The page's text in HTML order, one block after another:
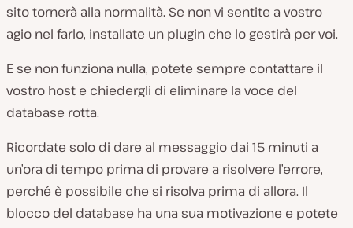
sito tornerà alla normalità. Se non vi sentite a vostro
agio nel farlo, installate un plugin che lo gestirà per voi.
E se non funziona nulla, potete sempre contattare il
vostro host e chiedergli di eliminare la voce del
database rotta.
Ricordate solo di dare al messaggio dai 15 minuti a
un’ora di tempo prima di provare a risolvere l’errore,
perché è possibile che si risolva prima di allora. Il
blocco del database ha una sua motivazione e potete